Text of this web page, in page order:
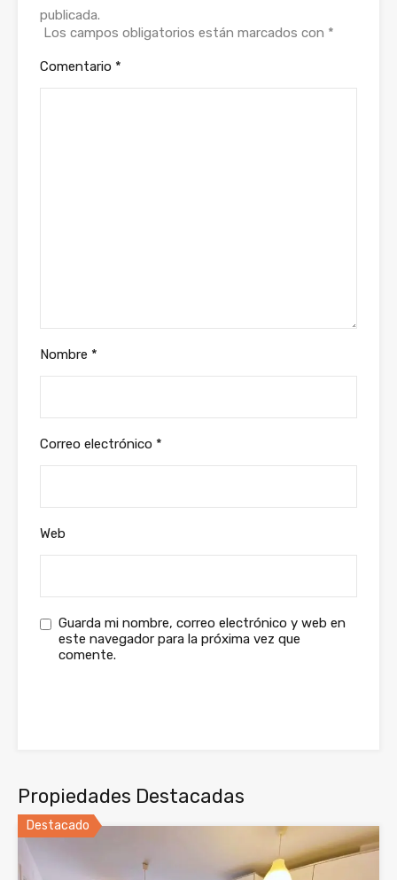
publicada.
Los campos obligatorios están marcados con *
Comentario *
Nombre *
Correo electrónico *
Web
Guarda mi nombre, correo electrónico y web en
este navegador para la próxima vez que
comente.
Propiedades Destacadas
Destacado